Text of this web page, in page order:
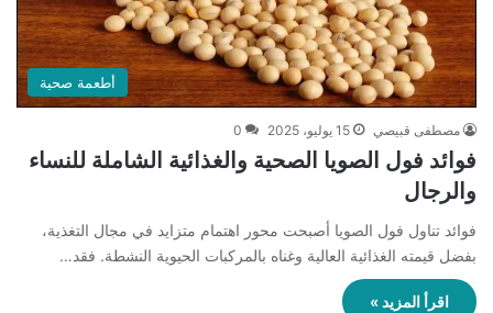
أطعمة صحية
مصطفى قبيصي 15 يوليو، 2025 0
فوائد فول الصويا الصحية والغذائية الشاملة للنساء
والرجال
فوائد تناول فول الصويا أصبحت محور اهتمام متزايد في مجال التغذية،
بفضل قيمته الغذائية العالية وغناه بالمركبات الحيوية النشطة. فقد…
اقرأ المزيد »